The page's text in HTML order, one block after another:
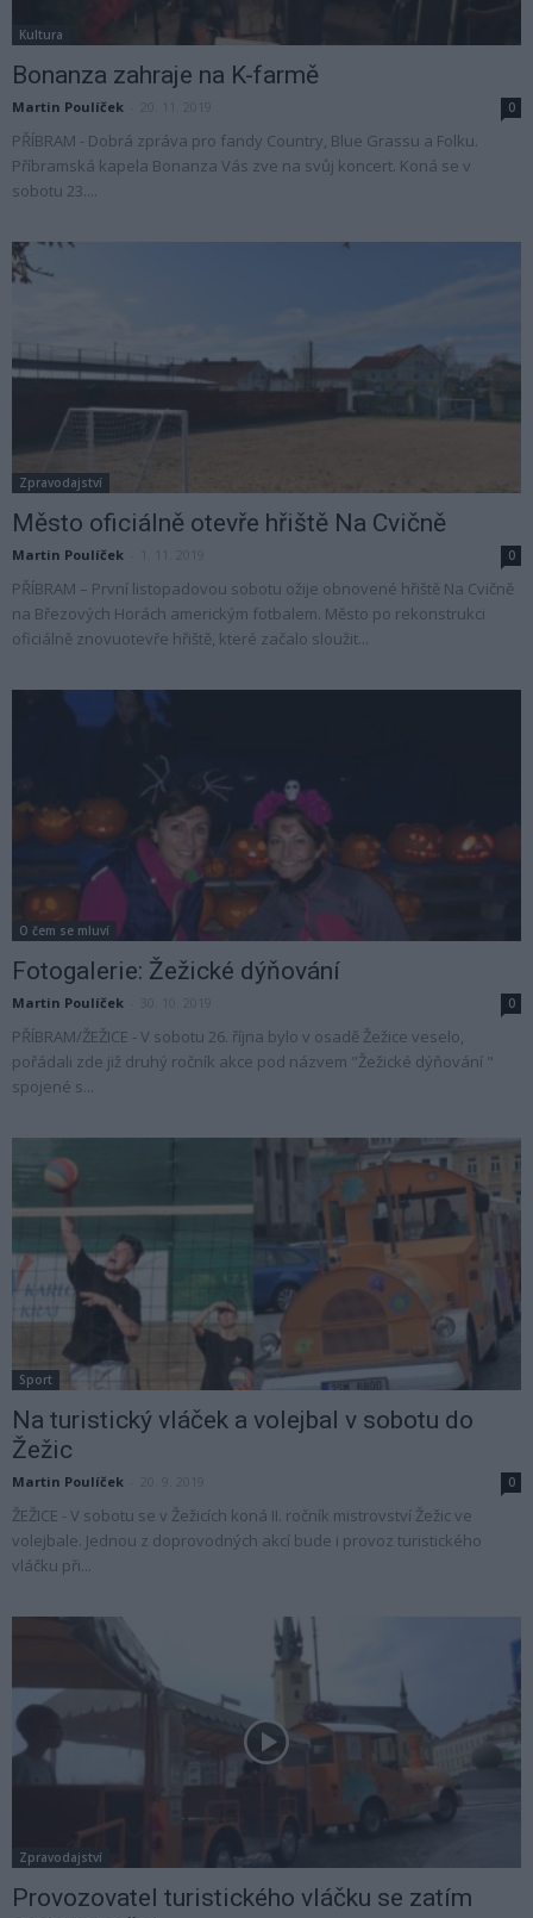
Kultura
Bonanza zahraje na K-farmě
Martin Poulíček 0
PŘÍBRAM - Dobrá zpráva pro fandy Country, Blue Grassu a Folku.
Příbramská kapela Bonanza Vás zve na svůj koncert. Koná se v
sobotu 23....
Zpravodajství
Město oficiálně otevře hřiště Na Cvičně
Martin Poulíček 0
PŘÍBRAM – První listopadovou sobotu ožije obnovené hřiště Na Cvičně
na Březových Horách americkým fotbalem. Město po rekonstrukci
oficiálně znovuotevře hřiště, které začalo sloužit...
O čem se mluví
Fotogalerie: Žežické dýňování
Martin Poulíček 0
PŘÍBRAM/ŽEŽICE - V sobotu 26. října bylo v osadě Žežice veselo,
pořádali zde již druhý ročník akce pod názvem "Žežické dýňování "
spojené s...
Sport
Na turistický vláček a volejbal v sobotu do
Žežic
Martin Poulíček 0
ŽEŽICE - V sobotu se v Žežicích koná II. ročník mistrovství Žežic ve
volejbale. Jednou z doprovodných akcí bude i provoz turistického
vláčku při...
Zpravodajství
Provozovatel turistického vláčku se zatím